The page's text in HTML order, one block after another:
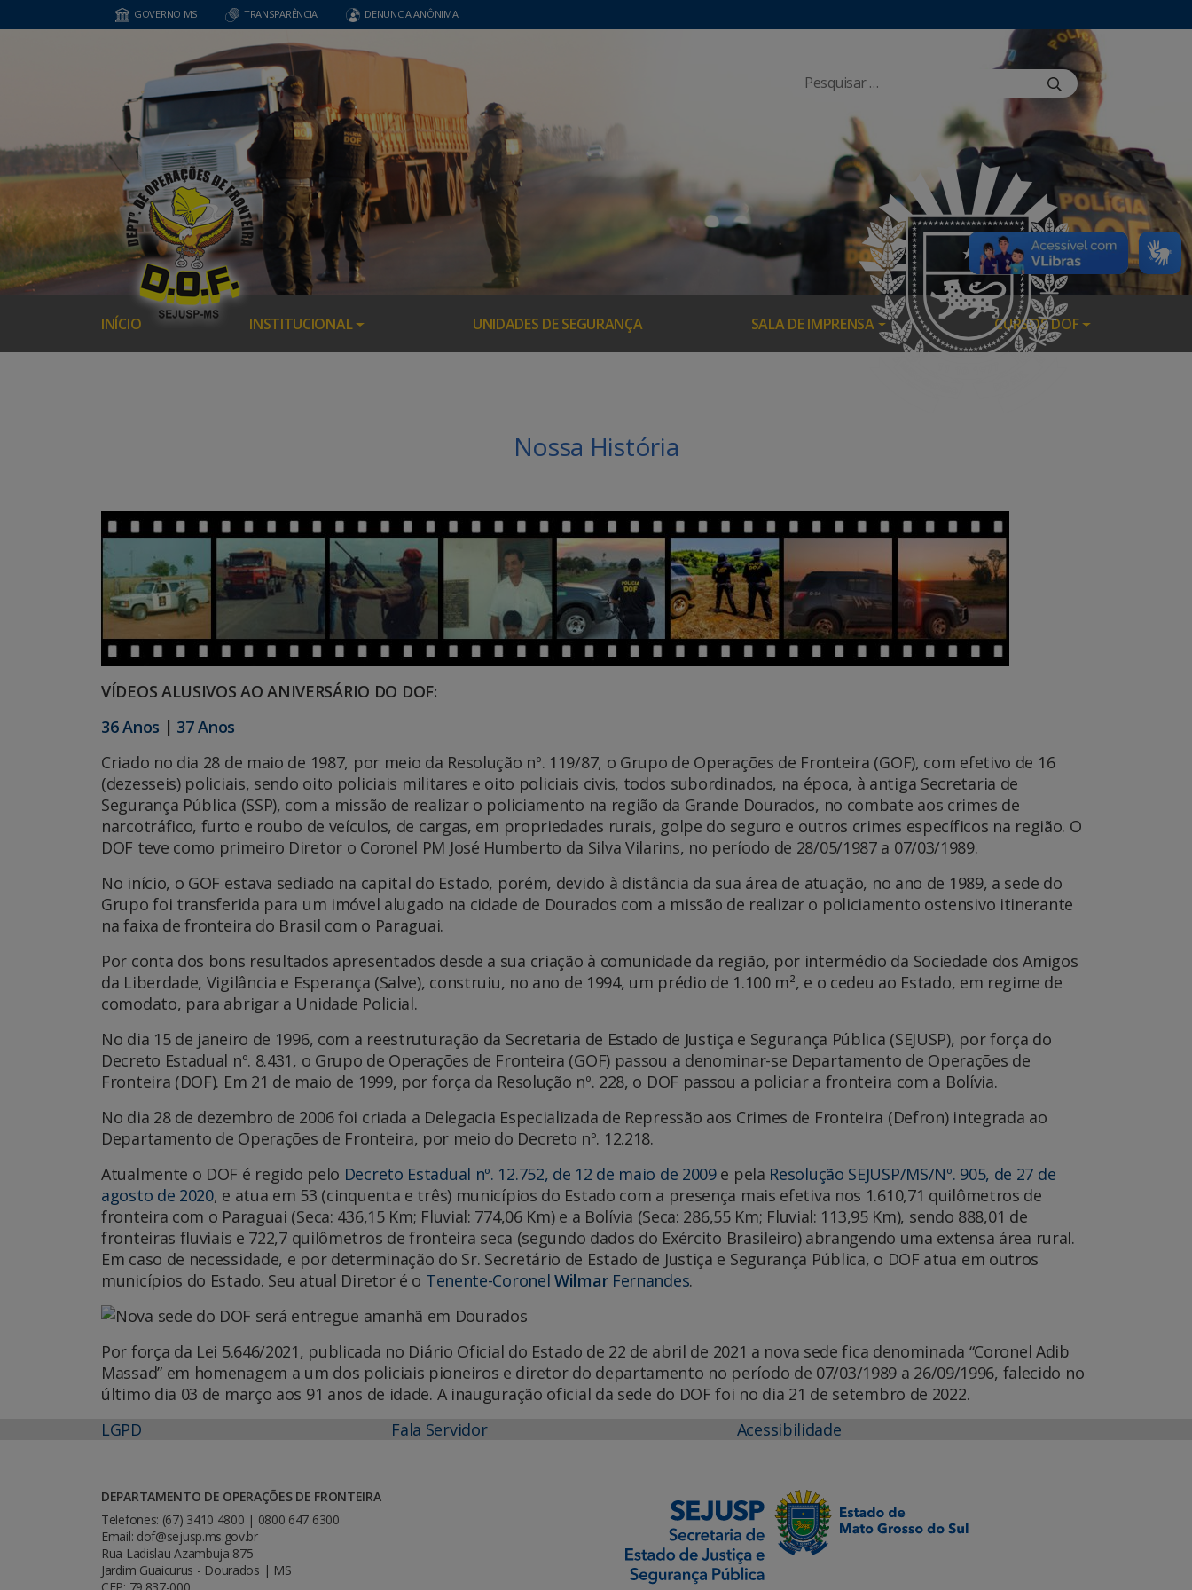
GOVERNO MS TRANSPARÊNCIA DENUNCIA ANÔNIMA
INÍCIO INSTITUCIONAL UNIDADES DE SEGURANÇA SALA DE IMPRENSA CURSOS DOF
Nossa História
VÍDEOS ALUSIVOS AO ANIVERSÁRIO DO DOF:
36 Anos | 37 Anos
Criado no dia 28 de maio de 1987, por meio da Resolução nº. 119/87, o Grupo de Operações de Fronteira (GOF), com efetivo de 16
(dezesseis) policiais, sendo oito policiais militares e oito policiais civis, todos subordinados, na época, à antiga Secretaria de
Segurança Pública (SSP), com a missão de realizar o policiamento na região da Grande Dourados, no combate aos crimes de
narcotráfico, furto e roubo de veículos, de cargas, em propriedades rurais, golpe do seguro e outros crimes específicos na região. O
DOF teve como primeiro Diretor o Coronel PM José Humberto da Silva Vilarins, no período de 28/05/1987 a 07/03/1989.
No início, o GOF estava sediado na capital do Estado, porém, devido à distância da sua área de atuação, no ano de 1989, a sede do
Grupo foi transferida para um imóvel alugado na cidade de Dourados com a missão de realizar o policiamento ostensivo itinerante
na faixa de fronteira do Brasil com o Paraguai.
Por conta dos bons resultados apresentados desde a sua criação à comunidade da região, por intermédio da Sociedade dos Amigos
da Liberdade, Vigilância e Esperança (Salve), construiu, no ano de 1994, um prédio de 1.100 m², e o cedeu ao Estado, em regime de
comodato, para abrigar a Unidade Policial.
No dia 15 de janeiro de 1996, com a reestruturação da Secretaria de Estado de Justiça e Segurança Pública (SEJUSP), por força do
Decreto Estadual nº. 8.431, o Grupo de Operações de Fronteira (GOF) passou a denominar-se Departamento de Operações de
Fronteira (DOF). Em 21 de maio de 1999, por força da Resolução nº. 228, o DOF passou a policiar a fronteira com a Bolívia.
No dia 28 de dezembro de 2006 foi criada a Delegacia Especializada de Repressão aos Crimes de Fronteira (Defron) integrada ao
Departamento de Operações de Fronteira, por meio do Decreto nº. 12.218.
Atualmente o DOF é regido pelo Decreto Estadual nº. 12.752, de 12 de maio de 2009e pela Resolução SEJUSP/MS/Nº. 905, de 27 de
agosto de 2020, e atua em 53 (cinquenta e três) municípios do Estado com a presença mais efetiva nos 1.610,71 quilômetros de
fronteira com o Paraguai (Seca: 436,15 Km; Fluvial: 774,06 Km) e a Bolívia (Seca: 286,55 Km; Fluvial: 113,95 Km), sendo 888,01 de
fronteiras fluviais e 722,7 quilômetros de fronteira seca (segundo dados do Exército Brasileiro) abrangendo uma extensa área rural.
Em caso de necessidade, e por determinação do Sr. Secretário de Estado de Justiça e Segurança Pública, o DOF atua em outros
municípios do Estado. Seu atual Diretor é o Tenente-CoronelWilmarFernandes.
Por força da Lei 5.646/2021, publicada no Diário Oficial do Estado de 22 de abril de 2021 a nova sede fica denominada “Coronel Adib
Massad” em homenagem a um dos policiais pioneiros e diretor do departamento no período de 07/03/1989 a 26/09/1996, falecido no
último dia 03 de março aos 91 anos de idade. A inauguração oficial da sede do DOF foi no dia 21 de setembro de 2022.
LGPD
Fala Servidor Acessibilidade
DEPARTAMENTO DE OPERAÇÕES DE FRONTEIRA
Telefones: (67) 3410 4800 | 0800 647 6300
Email: dof@sejusp.ms.gov.br
Rua Ladislau Azambuja 875
Jardim Guaicurus - Dourados | MS
CEP: 79.837-000